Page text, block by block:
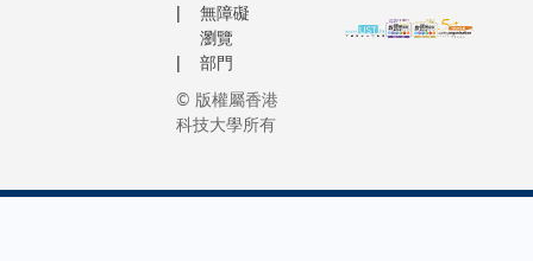
無障礙
瀏覽
部門
© 版權屬香港
科技大學所有